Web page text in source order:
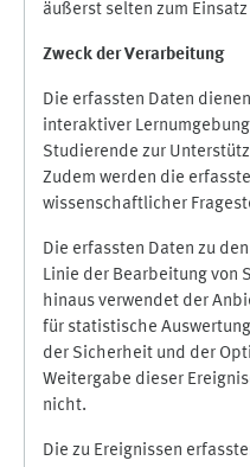
äußerst selten zum
Zweck der Verarbeitung
Die erfassten Daten
interaktiver
Studierende zur
Zudem werden die
wissenschaftlicher
Die erfassten Daten zu
Linie der Bearbeitung von
hinaus verwendet der
für statistische
der Sicherheit und der
Weitergabe dieser
nicht.
Die zu Ereignissen